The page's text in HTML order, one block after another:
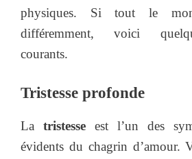
physiques. Si tout le
différemment, voici
courants.
Tristesse profonde
La tristesse est l’un des
évidents du chagrin d’amour.